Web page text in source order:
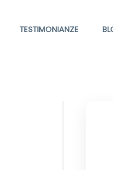
TESTIMONIANZE